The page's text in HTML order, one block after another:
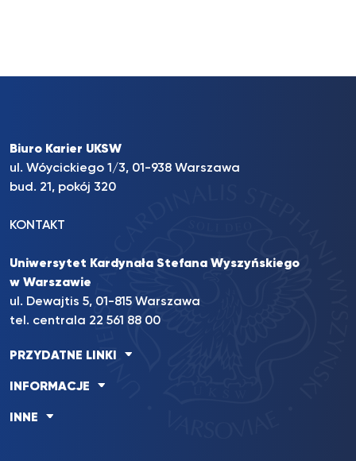
Biuro Karier UKSW
ul. Wóycickiego 1/3, 01-938 Warszawa
bud. 21, pokój 320
KONTAKT
Uniwersytet Kardynała Stefana Wyszyńskiego
w Warszawie
ul. Dewajtis 5, 01-815 Warszawa
tel. centrala 22 561 88 00
PRZYDATNE LINKI
INFORMACJE
INNE